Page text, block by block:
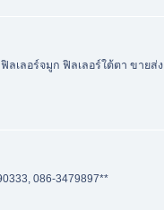
ลเลอร์จมูก ฟิลเลอร์ใต้ตา ขายส่ง
086-3479897**